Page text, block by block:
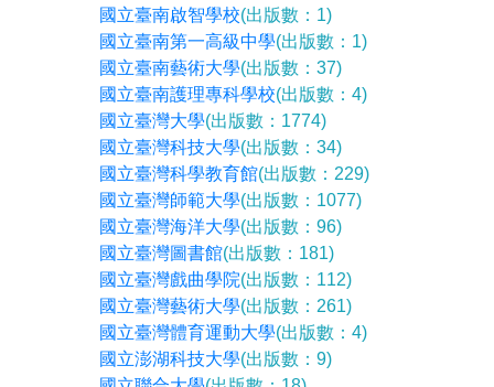
國立臺南啟智學校(出版數：1)
國立臺南第一高級中學(出版數：1)
國立臺南藝術大學(出版數：37)
國立臺南護理專科學校(出版數：4)
國立臺灣大學(出版數：1774)
國立臺灣科技大學(出版數：34)
國立臺灣科學教育館(出版數：229)
國立臺灣師範大學(出版數：1077)
國立臺灣海洋大學(出版數：96)
國立臺灣圖書館(出版數：181)
國立臺灣戲曲學院(出版數：112)
國立臺灣藝術大學(出版數：261)
國立臺灣體育運動大學(出版數：4)
國立澎湖科技大學(出版數：9)